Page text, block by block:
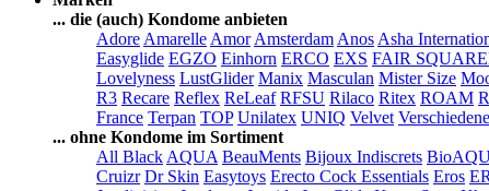
... die (auch) Kondome anbieten
Adore Amarelle Amor Amsterdam Anos Asha
Easyglide EGZO Einhorn ERCO EXS FAIR
Lovelyness LustGlider Manix Masculan Mister Size
R3 Recare Reflex ReLeaf RFSU Rilaco Ritex ROAM
France Terpan TOP Unilatex UNIQ Velvet
... ohne Kondome im Sortiment
All Black AQUA BeauMents Bijoux Indiscrets
Cruizr Dr Skin Easytoys Erecto Cock Essentials Eros